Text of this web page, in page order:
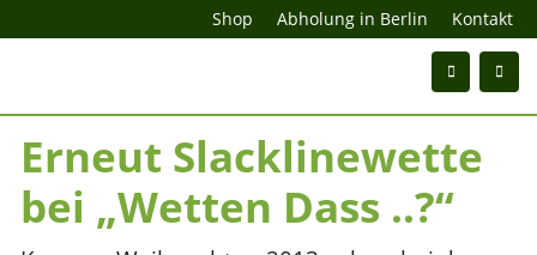
Shop Abholung in Berlin Kontakt
Erneut Slacklinewette
bei „Wetten Dass ..?“